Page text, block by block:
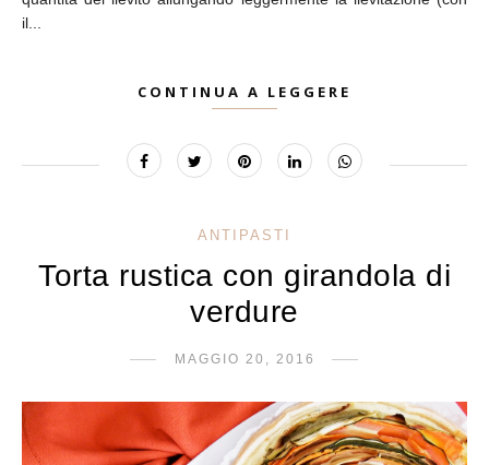
il...
CONTINUA A LEGGERE
ANTIPASTI
Torta rustica con girandola di
verdure
MAGGIO 20, 2016